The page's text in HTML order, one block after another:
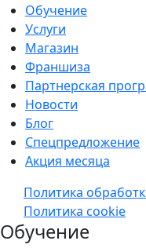
Обучение
Услуги
Магазин
Франшиза
Партнерская
Новости
Блог
Спецпредложение
Акция месяца
Политика
Политика cookie
Обучение